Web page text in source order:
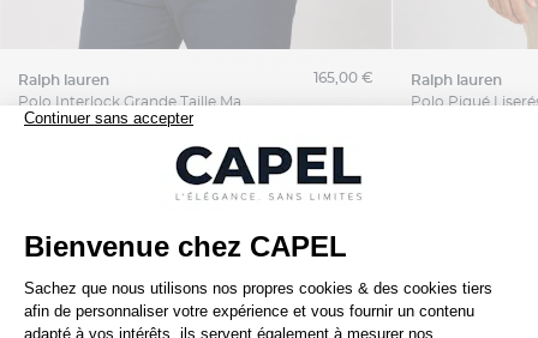
ralph lauren
165,00 € ralph lauren